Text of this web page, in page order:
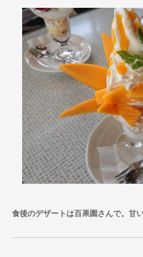
食後のデザートは百果園さんで。甘